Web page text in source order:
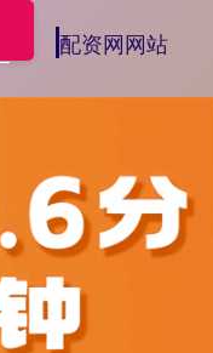
配资网网站